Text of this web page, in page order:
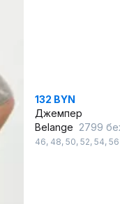
132 BYN
Джемпер
Belange 2799
46, 48, 50, 52, 54, 56